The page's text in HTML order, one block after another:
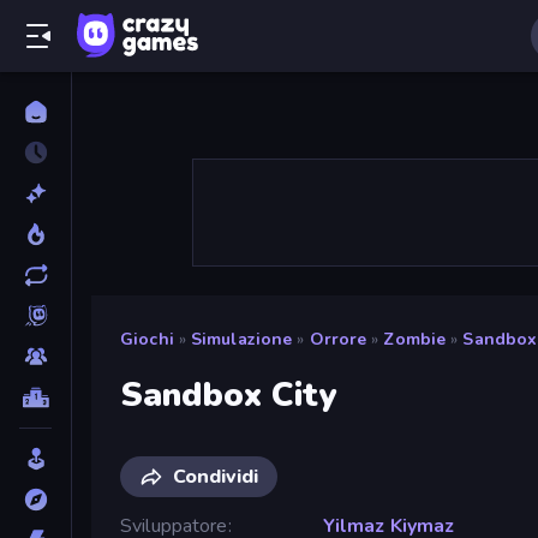
Giochi » Simulazione » Orrore » Zombie »
Sandbox City
Condividi
Sviluppatore
Yilmaz Kiymaz